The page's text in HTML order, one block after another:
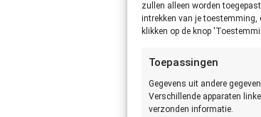
zullen alleen worden
intrekken van je toestemming,
klikken op de knop
Toepassingen
Gegevens uit andere
Verschillende apparaten
verzonden informatie.